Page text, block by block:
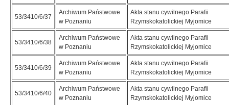
53/3410/6/37
Archiwum Państwowe
w Poznaniu
Akta stanu cywilnego Parafii
Rzymskokatolickiej Myjomice
53/3410/6/38
Archiwum Państwowe
w Poznaniu
Akta stanu cywilnego Parafii
Rzymskokatolickiej Myjomice
53/3410/6/39
Archiwum Państwowe
w Poznaniu
Akta stanu cywilnego Parafii
Rzymskokatolickiej Myjomice
53/3410/6/40
Archiwum Państwowe
w Poznaniu
Akta stanu cywilnego Parafii
Rzymskokatolickiej Myjomice